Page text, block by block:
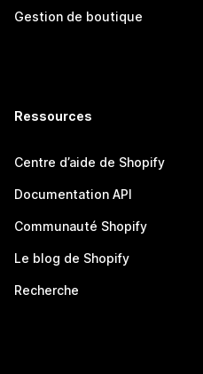
Gestion de boutique
Ressources
Centre d’aide de Shopify
Documentation API
Communauté Shopify
Le blog de Shopify
Recherche